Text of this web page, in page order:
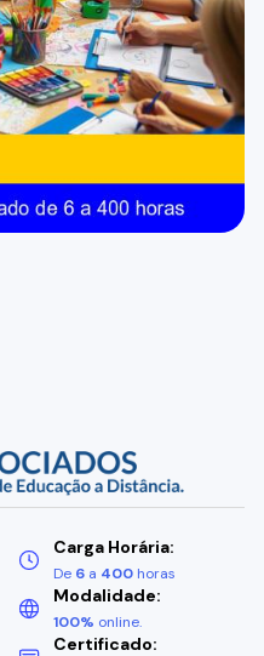
Carga Horária:
De 6 a 400 horas
Modalidade:
100% online.
Certificado: